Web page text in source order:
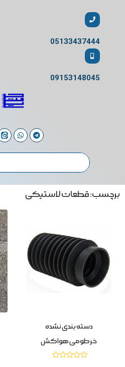
05133437444
09153148045
برچسب: قطعات لاستیکی
دسته بندی نشده
خرطومی هواکش